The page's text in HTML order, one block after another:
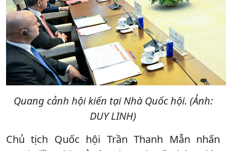
Quang cảnh hội kiến tại Nhà Quốc hội. (Ảnh:
DUY LINH)
Chủ tịch Quốc hội Trần Thanh Mẫn nhấn